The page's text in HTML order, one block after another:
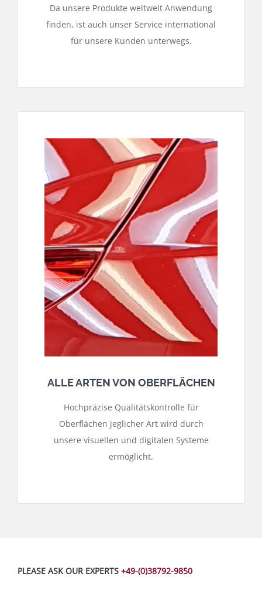
Da unsere Produkte weltweit Anwendung
finden, ist auch unser Service international
für unsere Kunden unterwegs.
ALLE ARTEN VON OBERFLÄCHEN
Hochpräzise Qualitätskontrolle für
Oberflächen jeglicher Art wird durch
unsere visuellen und digitalen Systeme
ermöglicht.
PLEASE ASK OUR EXPERTS +49-(0)38792-9850